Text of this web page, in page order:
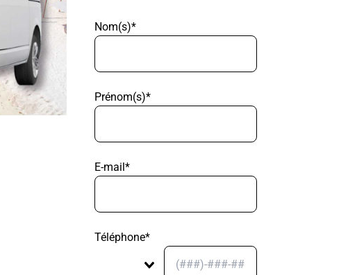
Nom(s)*
Prénom(s)*
E-mail*
Téléphone*